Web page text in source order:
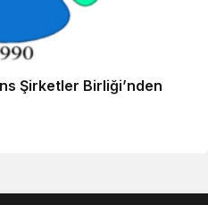
Şirketler Birliği’nden